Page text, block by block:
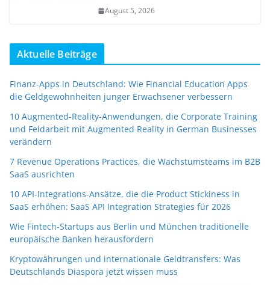
August 5, 2026
Aktuelle Beiträge
Finanz-Apps in Deutschland: Wie Financial Education Apps
die Geldgewohnheiten junger Erwachsener verbessern
10 Augmented-Reality-Anwendungen, die Corporate Training
und Feldarbeit mit Augmented Reality in German Businesses
verändern
7 Revenue Operations Practices, die Wachstumsteams im B2B
SaaS ausrichten
10 API-Integrations-Ansätze, die die Product Stickiness in
SaaS erhöhen: SaaS API Integration Strategies für 2026
Wie Fintech-Startups aus Berlin und München traditionelle
europäische Banken herausfordern
Kryptowährungen und internationale Geldtransfers: Was
Deutschlands Diaspora jetzt wissen muss